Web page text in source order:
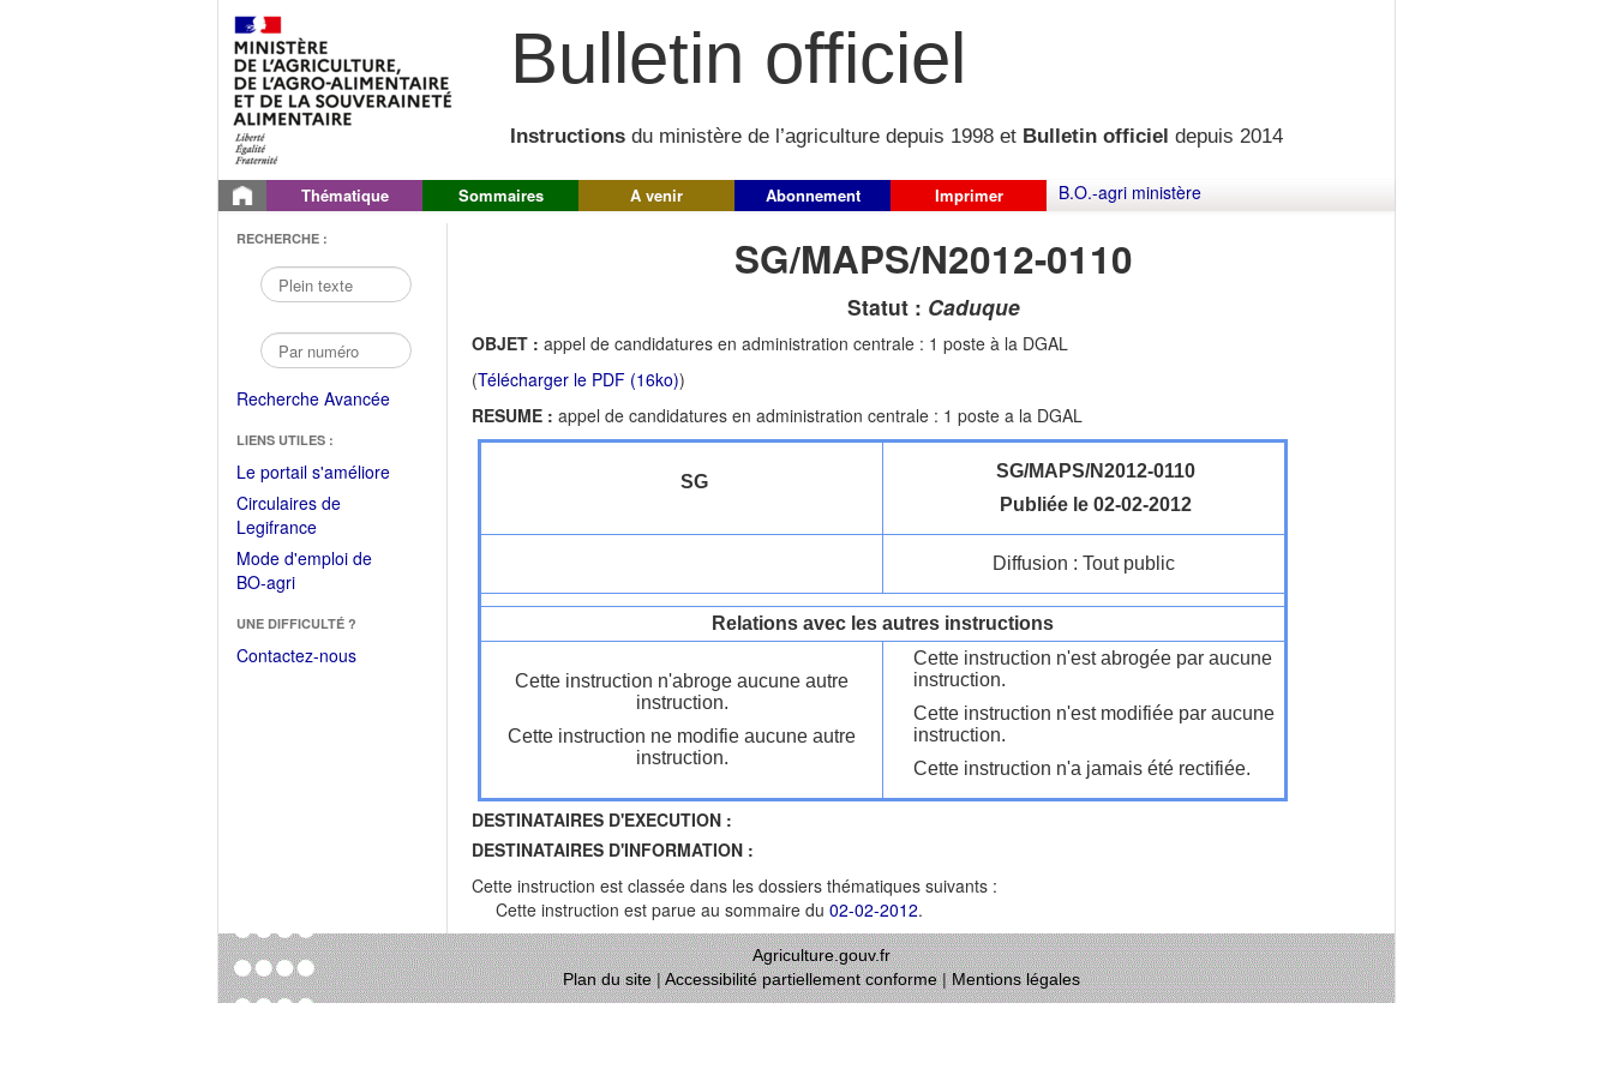
Bulletin officiel
Instructions du ministère de l’agriculture depuis 1998 et Bulletin officiel depuis 2014
Thématique Sommaires A venir Abonnement Imprimer B.O.-agri ministère
RECHERCHE :
Recherche Avancée
LIENS UTILES :
Le portail s'améliore(Fichier
Circulaires de
Legifrance(Ouvrir
dans
une
fenêtre)
Mode d'emploi de
BO-agri(Ouvrir
une
nouvelle
UNE DIFFICULTÉ ?
Contactez-nous
SG/MAPS/N2012-0110
Statut : Caduque
OBJET : appel de candidatures en administration centrale : 1 poste à la DGAL
(Télécharger le PDF (16ko))
RESUME : appel de candidatures en administration centrale : 1 poste a la DGAL
SG
SG/MAPS/N2012-0110
Publiée le 02-02-2012
Diffusion : Tout public
Relations avec les autres instructions
Cette instruction n'abroge aucune autre
instruction.
Cette instruction ne modifie aucune autre
instruction.
Cette instruction n'est abrogée par aucune
instruction.
Cette instruction n'est modifiée par aucune
instruction.
Cette instruction n'a jamais été rectifiée.
DESTINATAIRES D'EXECUTION :
DESTINATAIRES D'INFORMATION :
Cette instruction est classée dans les dossiers thématiques suivants :
Cette instruction est parue au sommaire du 02-02-2012.
Agriculture.gouv.fr
Plan du site|Accessibilité partiellement conforme|Mentions légales